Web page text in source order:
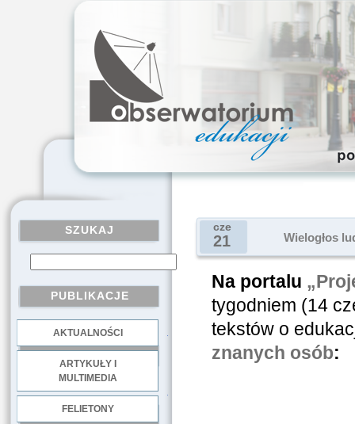
SZUKAJ
PUBLIKACJE
AKTUALNOŚCI
ARTYKUŁY I
MULTIMEDIA
FELIETONY
cze
21 Wielogłos
Na portalu
tygodniem (14
tekstów o
znanych osób: